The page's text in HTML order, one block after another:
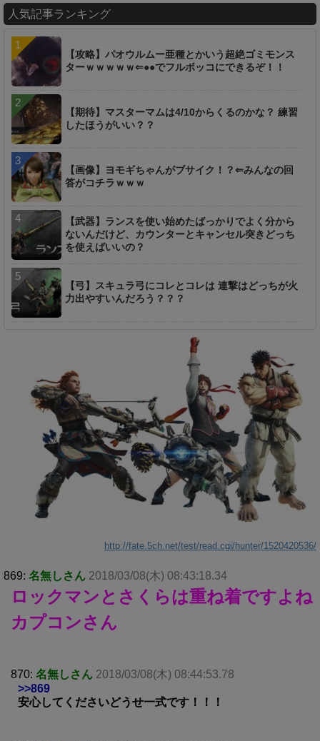
u
e
人気記事ランキング
【攻略】パオウルムー亜種とかいう超絶ゴミモンス
ターｗｗｗｗｗ⇐●●でフルボッコにできるぞ！！
【期待】マスターマムは4/10からくるのかな？ 練習
したほうがいい？？
【画像】ヨモギちゃんがブサイク！？⇐みんなの回
答がコチラｗｗｗ
【武器】ランスを使い始めたばっかりでよく分から
ないんだけど、カウンターとキャンセル突きどっち
を使えばいいの？
【弓】スキュラ弓にコレとコレは 連撃はどっちが火
力出やすいんだろう？？？
http://fate.5ch.net/test/read.cgi/hunter/1520420536/
869: 名無しさん 2018/03/08(木) 08:43:18.34
ロックマンとさくらは重ね着ですよね
カプコンさん
870: 名無しさん 2018/03/08(木) 08:44:53.78
>>869
安心してくださいどうせ一式です！！！